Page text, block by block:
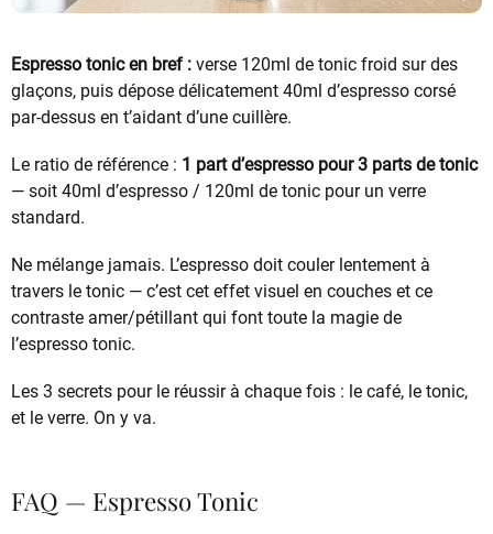
Espresso tonic en bref : verse 120ml de tonic froid sur des
glaçons, puis dépose délicatement 40ml d’espresso corsé
par-dessus en t’aidant d’une cuillère.
Le ratio de référence : 1 part d’espresso pour 3 parts de tonic
— soit 40ml d’espresso / 120ml de tonic pour un verre
standard.
Ne mélange jamais. L’espresso doit couler lentement à
travers le tonic — c’est cet effet visuel en couches et ce
contraste amer/pétillant qui font toute la magie de
l’espresso tonic.
Les 3 secrets pour le réussir à chaque fois : le café, le tonic,
et le verre. On y va.
FAQ — Espresso Tonic